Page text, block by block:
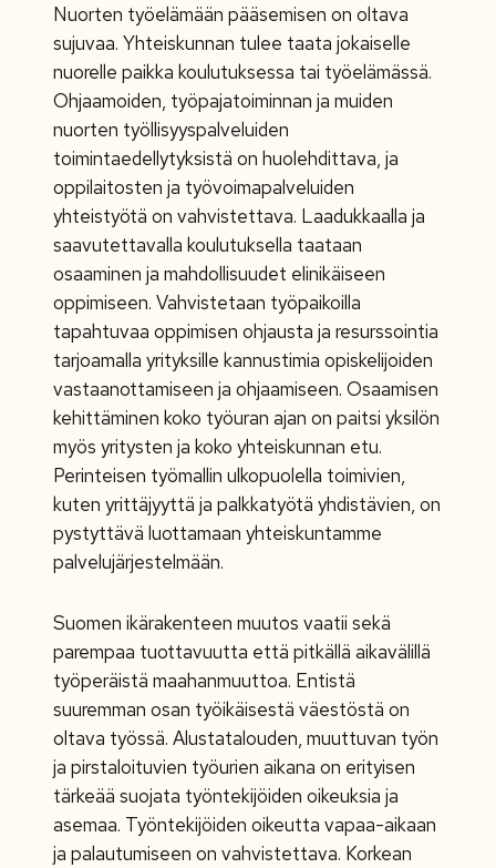
Nuorten työelämään pääsemisen on oltava
sujuvaa. Yhteiskunnan tulee taata jokaiselle
nuorelle paikka koulutuksessa tai työelämässä.
Ohjaamoiden, työpajatoiminnan ja muiden
nuorten työllisyyspalveluiden
toimintaedellytyksistä on huolehdittava, ja
oppilaitosten ja työvoimapalveluiden
yhteistyötä on vahvistettava. Laadukkaalla ja
saavutettavalla koulutuksella taataan
osaaminen ja mahdollisuudet elinikäiseen
oppimiseen. Vahvistetaan työpaikoilla
tapahtuvaa oppimisen ohjausta ja resurssointia
tarjoamalla yrityksille kannustimia opiskelijoiden
vastaanottamiseen ja ohjaamiseen. Osaamisen
kehittäminen koko työuran ajan on paitsi yksilön
myös yritysten ja koko yhteiskunnan etu.
Perinteisen työmallin ulkopuolella toimivien,
kuten yrittäjyyttä ja palkkatyötä yhdistävien, on
pystyttävä luottamaan yhteiskuntamme
palvelujärjestelmään.
Suomen ikärakenteen muutos vaatii sekä
parempaa tuottavuutta että pitkällä aikavälillä
työperäistä maahanmuuttoa. Entistä
suuremman osan työikäisestä väestöstä on
oltava työssä. Alustatalouden, muuttuvan työn
ja pirstaloituvien työurien aikana on erityisen
tärkeää suojata työntekijöiden oikeuksia ja
asemaa. Työntekijöiden oikeutta vapaa-aikaan
ja palautumiseen on vahvistettava. Korkean